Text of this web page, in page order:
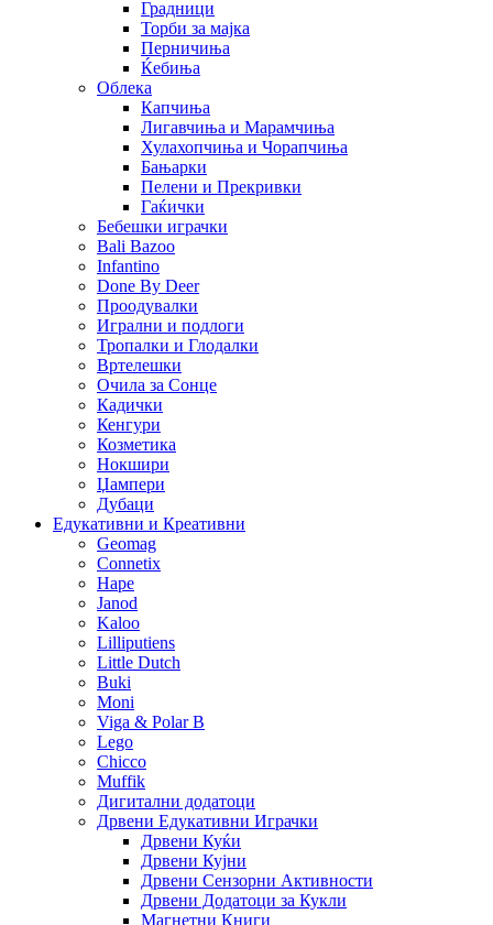
Градници
Торби за мајка
Перничиња
Ќебиња
Облека
Капчиња
Лигавчиња и Марамчиња
Хулахопчиња и Чорапчиња
Бањарки
Пелени и Прекривки
Гаќички
Бебешки играчки
Bali Bazoo
Infantino
Done By Deer
Проодувалки
Игрални и подлоги
Тропалки и Глодалки
Вртелешки
Очила за Сонце
Кадички
Кенгури
Козметика
Нокшири
Џампери
Дубаци
Едукативни и Креативни
Geomag
Connetix
Hape
Janod
Kaloo
Lilliputiens
Little Dutch
Buki
Moni
Viga & Polar B
Lego
Chicco
Muffik
Дигитални додатоци
Дрвени Едукативни Играчки
Дрвени Куќи
Дрвени Кујни
Дрвени Сензорни Активности
Дрвени Додатоци за Кукли
Магнетни Книги